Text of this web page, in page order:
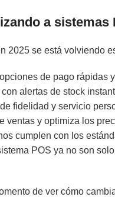
a sistemas
2025 se está volviendo
de pago rápidas
alertas de stock
fidelidad y servicio
ventas y optimiza los
cumplen con los
POS ya no son
de ver cómo